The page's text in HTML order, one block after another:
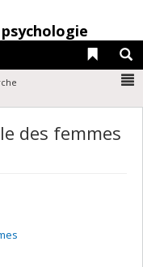
psychologie
Liens
des femmes